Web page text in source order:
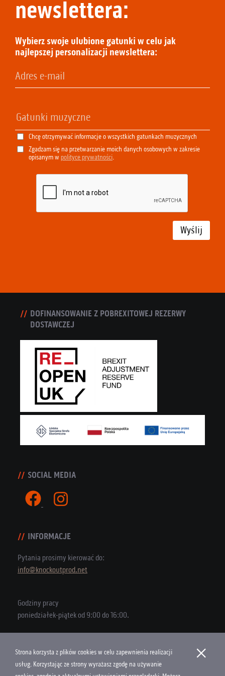
newslettera:
Wybierz swoje ulubione gatunki w celu jak
najlepszej personalizacji newslettera:
Chcę otrzymywać informacje o wszystkich gatunkach muzycznych
Zgadzam się na przetwarzanie moich danych osobowych w zakresie
opisanym w polityce prywatności.
Wyślij
DOFINANSOWANIE Z POBREXITOWEJ REZERWY
DOSTAWCZEJ
SOCIAL MEDIA
INFORMACJE
Pytania prosimy kierować do:
info@knockoutprod.net
Godziny pracy
poniedziałek-piątek od 9:00 do 16:00.
Copyright © 2026 Knock Out Productions
Strona korzysta z plików cookies w celu zapewnienia realizacji
usług. Korzystając ze strony wyrażasz zgodę na używanie
×